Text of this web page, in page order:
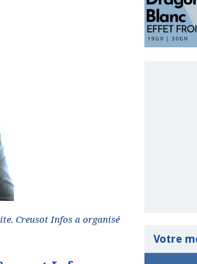
Creusot Infos a organisé
Votre